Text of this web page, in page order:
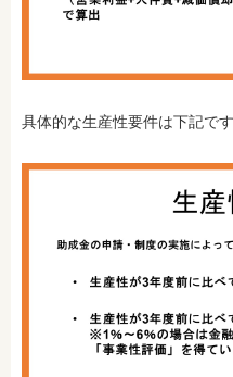
具体的な生産性要件は下記です